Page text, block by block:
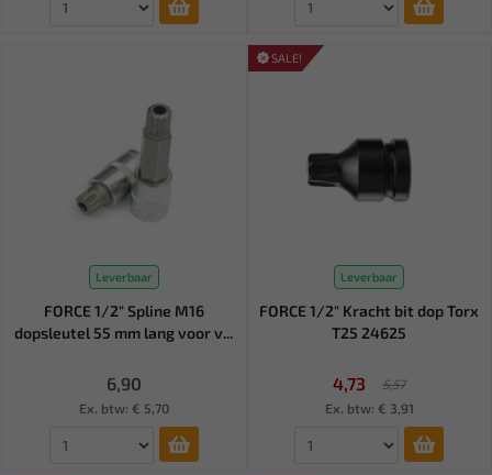
Leverbaar
FORCE 1/2" Spline M16
dopsleutel 55 mm lang voor v...
6,90
Ex. btw: € 5,70
SALE!
Leverbaar
FORCE 1/2" Kracht bit dop Torx
T25 24625
4,73
5,57
Ex. btw: € 3,91